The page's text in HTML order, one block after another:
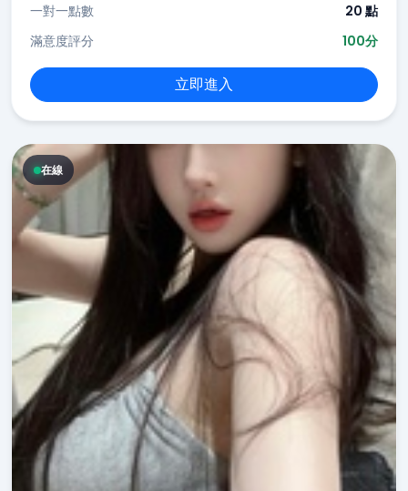
一對一點數
20 點
滿意度評分
100分
立即進入
在線